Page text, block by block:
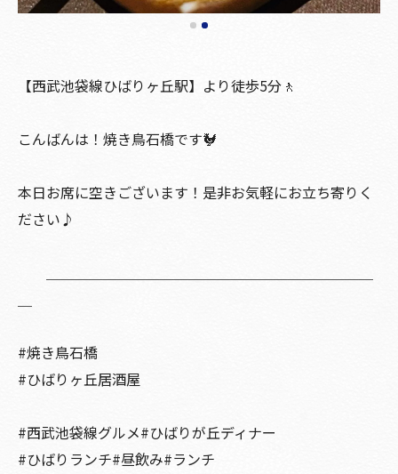
【西武池袋線ひばりヶ丘駅】より徒歩5分🚶
こんばんは！焼き鳥石橋です🐓
本日お席に空きございます！是非お気軽にお立ち寄りく
ださい♪
#焼き鳥石橋
#ひばりヶ丘居酒屋
#西武池袋線グルメ#ひばりが丘ディナー
#ひばりランチ#昼飲み#ランチ